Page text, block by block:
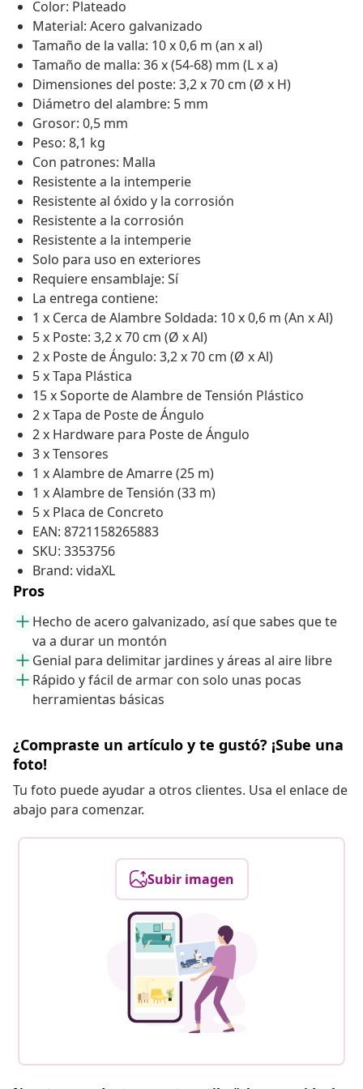
Color: Plateado
Material: Acero galvanizado
Tamaño de la valla: 10 x 0,6 m (an x al)
Tamaño de malla: 36 x (54-68) mm (L x a)
Dimensiones del poste: 3,2 x 70 cm (Ø x H)
Diámetro del alambre: 5 mm
Grosor: 0,5 mm
Peso: 8,1 kg
Con patrones: Malla
Resistente a la intemperie
Resistente al óxido y la corrosión
Resistente a la corrosión
Resistente a la intemperie
Solo para uso en exteriores
Requiere ensamblaje: Sí
La entrega contiene:
1 x Cerca de Alambre Soldada: 10 x 0,6 m (An x Al)
5 x Poste: 3,2 x 70 cm (Ø x Al)
2 x Poste de Ángulo: 3,2 x 70 cm (Ø x Al)
5 x Tapa Plástica
15 x Soporte de Alambre de Tensión Plástico
2 x Tapa de Poste de Ángulo
2 x Hardware para Poste de Ángulo
3 x Tensores
1 x Alambre de Amarre (25 m)
1 x Alambre de Tensión (33 m)
5 x Placa de Concreto
EAN: 8721158265883
SKU: 3353756
Brand: vidaXL
Pros
Hecho de acero galvanizado, así que sabes que te
va a durar un montón
Genial para delimitar jardines y áreas al aire libre
Rápido y fácil de armar con solo unas pocas
herramientas básicas
¿Compraste un artículo y te gustó? ¡Sube una
foto!
Tu foto puede ayudar a otros clientes. Usa el enlace de
abajo para comenzar.
Subir imagen